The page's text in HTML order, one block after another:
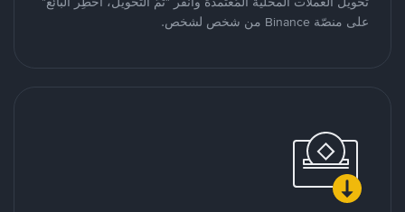
على منصّة Binance من شخص لشخص.